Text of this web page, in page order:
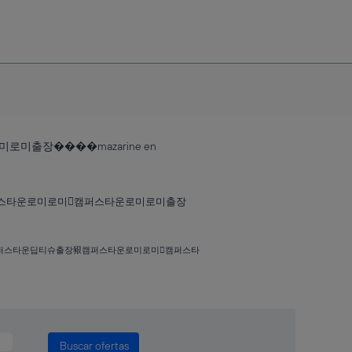
미로미출장����mazarine en
운로미로미캠퍼스타운로미로미출장
타운딥티슈출장豤캠퍼스타운로미로미캠퍼스타